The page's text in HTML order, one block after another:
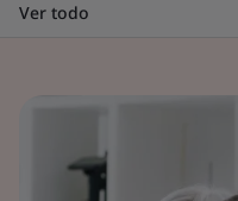
Ver todo